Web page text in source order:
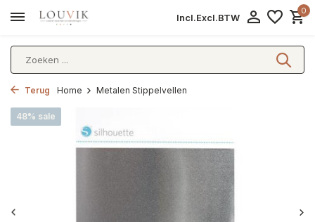
Incl.Excl.BTW
0
Terug Home Metalen Stippelvellen
48% sale